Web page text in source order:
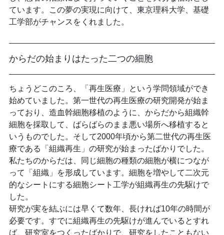
ています。この夢の実現に向けて、東京理科大学、基礎
工学部がチャンスをくれました。
からだの始まりはたった二つの細胞
ちょうどこのころ、「再生医療」という学問領域ができ
始めていました。第一世代の再生医療の研究開発が始ま
っており、造血幹細胞移植のように、からだから組織幹
細胞を採取して、ばらばらのまま悪い場所へ移植すると
いうものでした。そして2000年頃から第二世代の再生医
療である「組織再生」の研究が始まったばかりでした。
私たちのからだは、同じ細胞の種類の細胞が横につなが
って「組織」を形成しています。細胞を増やして二次元
的なシートにする細胞シート工学が組織再生の先駆けで
した。
研究が実を結ぶには早くて数年、長ければ10年の時間が
必要です。すでに組織再生の先駆けが進んでいるとすれ
ば、研究室をつくったばかりで、研究をしたこともない